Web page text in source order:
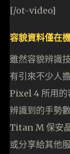
[/ot-video]
容貌資料僅在
雖然容貌辨識
有引來不少人
Pixel 4 所用的
辨識到的手勢
Titan M 保安
或分享給其他